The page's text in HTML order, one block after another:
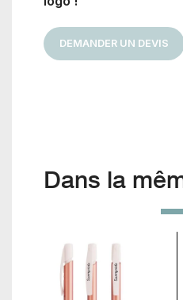
DEMANDER UN DEVIS
Dans la